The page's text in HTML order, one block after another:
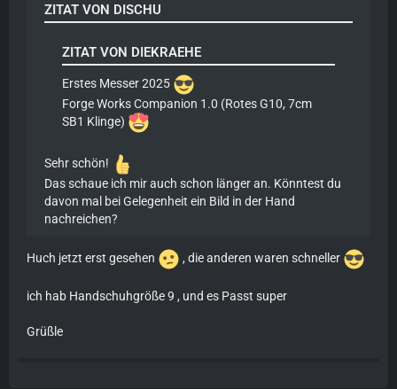
ZITAT VON DISCHU
ZITAT VON DIEKRAEHE
Erstes Messer 2025
Forge Works Companion 1.0 (Rotes G10, 7cm
SB1 Klinge)
Sehr schön!
Das schaue ich mir auch schon länger an. Könntest du
davon mal bei Gelegenheit ein Bild in der Hand
nachreichen?
Huch jetzt erst gesehen , die anderen waren schneller
ich hab Handschuhgröße 9 , und es Passt super
Grüßle